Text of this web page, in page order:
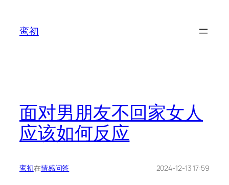
鸾初
面对男朋友不回家女人
应该如何反应
鸾初在情感问答 2024-12-13 17:59